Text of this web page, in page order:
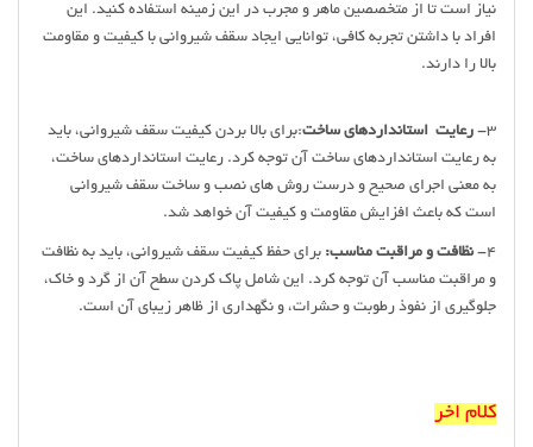
نیاز است تا از متخصصین ماهر و مجرب در این زمینه استفاده کنید. این
افراد با داشتن تجربه کافی، توانایی ایجاد سقف شیروانی با کیفیت و مقاومت
بالا را دارند.
3- رعایت استانداردهای ساخت:برای بالا بردن کیفیت سقف شیروانی، باید
به رعایت استانداردهای ساخت آن توجه کرد. رعایت استانداردهای ساخت،
به معنی اجرای صحیح و درست روش های نصب و ساخت سقف شیروانی
است که باعث افزایش مقاومت و کیفیت آن خواهد شد.
4- نظافت و مراقبت مناسب: برای حفظ کیفیت سقف شیروانی، باید به نظافت
و مراقبت مناسب آن توجه کرد. این شامل پاک کردن سطح آن از گرد و خاک،
جلوگیری از نفوذ رطوبت و حشرات، و نگهداری از ظاهر زیبای آن است.
کلام اخر